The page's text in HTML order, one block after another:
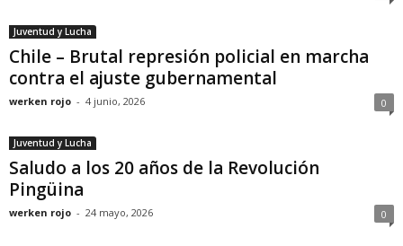
Juventud y Lucha
Chile – Brutal represión policial en marcha
contra el ajuste gubernamental
werken rojo - 4 junio, 2026 0
Juventud y Lucha
Saludo a los 20 años de la Revolución
Pingüina
werken rojo - 24 mayo, 2026 0